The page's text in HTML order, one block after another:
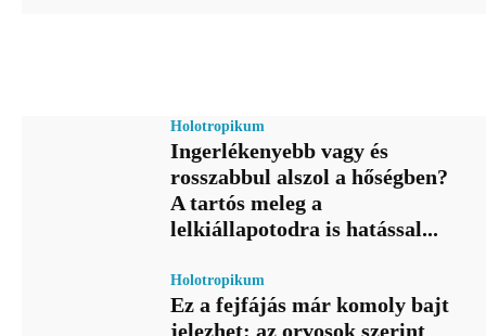
Holotropikum
Ingerlékenyebb vagy és
rosszabbul alszol a hőségben?
A tartós meleg a
lelkiállapotodra is hatással...
Holotropikum
Ez a fejfájás már komoly bajt
jelezhet: az orvosok szerint